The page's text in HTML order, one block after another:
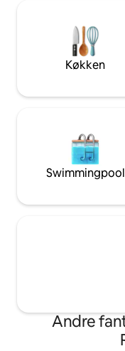
er et par hundrede
Svømmeplads inden
enklere udendørs
træsauna, to gode
Køkken
Swimmingpool
Andre